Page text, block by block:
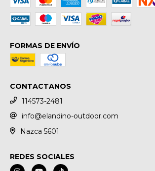
FORMAS DE ENVÍO
CONTACTANOS
114573-2481
info@elandino-outdoor.com
Nazca 5601
REDES SOCIALES